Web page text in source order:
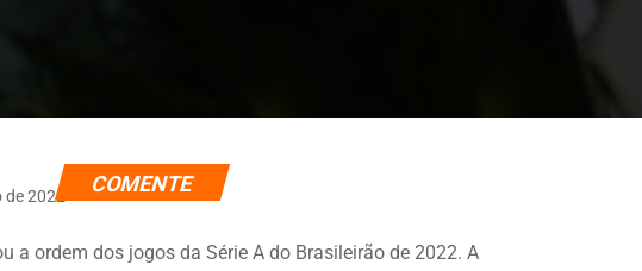
2022 COMENTE
a ordem dos jogos da Série A do Brasileirão de 2022. A